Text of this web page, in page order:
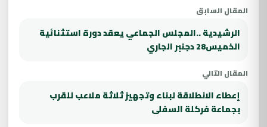
المقال السابق
الرشيدية ..المجلس الجماعي يعقد دورة استثنائية
الخميس28 دجنبر الجاري
المقال التالي
إعطاء الانطلاقة لبناء وتجهيز ثلاثة ملاعب للقرب
بجماعة فركلة السفلى